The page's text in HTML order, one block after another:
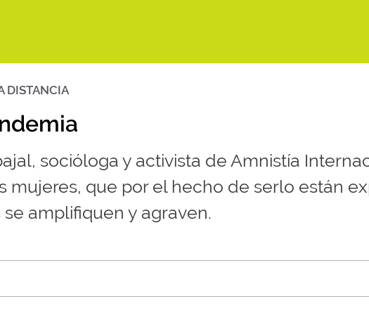
DISTANCIA
socióloga y activista de Amnistía
mujeres, que por el hecho de serlo están
amplifiquen y agraven.